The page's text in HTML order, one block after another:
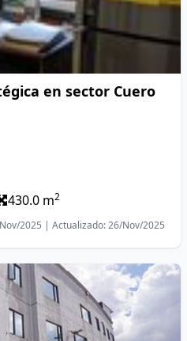
en sector Cuero
430.0 m2
2025 | Actualizado: 26/Nov/2025